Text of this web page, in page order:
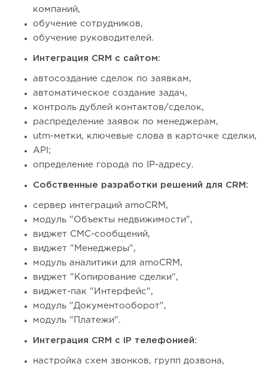
компаний,
обучение сотрудников,
обучение руководителей.
Интеграция CRM с сайтом:
автосоздание сделок по заявкам,
автоматическое создание задач,
контроль дублей контактов/сделок,
распределение заявок по менеджерам,
utm-метки, ключевые слова в карточке сделки,
API;
определение города по IP-адресу.
Собственные разработки решений для CRM:
сервер интеграций amoCRM,
модуль "Объекты недвижимости",
виджет СМС-сообщений,
виджет "Менеджеры",
модуль аналитики для amoCRM,
виджет "Копирование сделки",
виджет-пак "Интерфейс",
модуль "Документооборот",
модуль "Платежи".
Интеграция CRM с IP телефонией:
настройка схем звонков, групп дозвона,